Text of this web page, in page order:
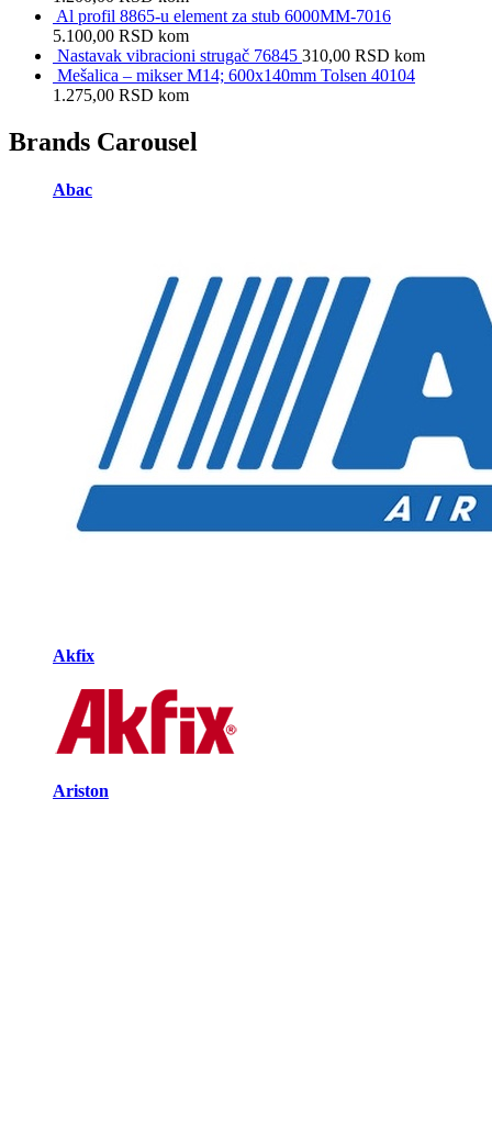
Al profil 8865-u element za stub 6000MM-7016
5.100,00 RSD kom
Nastavak vibracioni strugač 76845 310,00 RSD kom
Mešalica – mikser M14; 600x140mm Tolsen 40104
1.275,00 RSD kom
Brands Carousel
Abac
Akfix
Ariston